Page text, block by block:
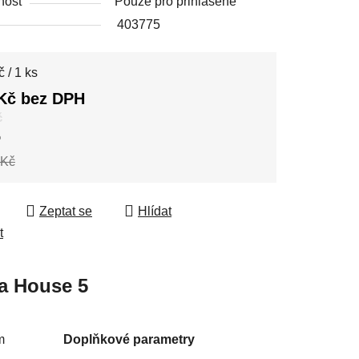
403775
bez DPH
cena:
/ 1 ks
Zeptat se
Hlídat
House 5
Doplňkové parametry